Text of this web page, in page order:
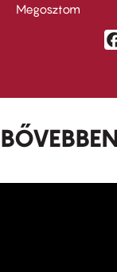
Megosztom